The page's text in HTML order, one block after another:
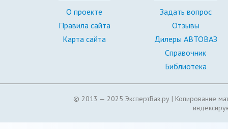
О проекте
Правила сайта
Карта сайта
Задать вопрос
Отзывы
Дилеры АВТОВАЗ
Справочник
Библиотека
© 2013 — 2025 ЭкспертВаз.ру | Копирование